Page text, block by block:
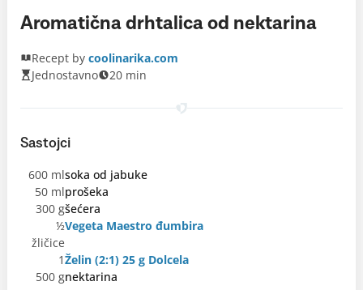
Aromatična drhtalica od nektarina
Recept by coolinarika.com
Jednostavno
20 min
Sastojci
600 mlsoka od jabuke
50 mlprošeka
300 gšećera
½
žličice
Vegeta Maestro đumbira
1Želin (2:1) 25 g Dolcela
500 gnektarina